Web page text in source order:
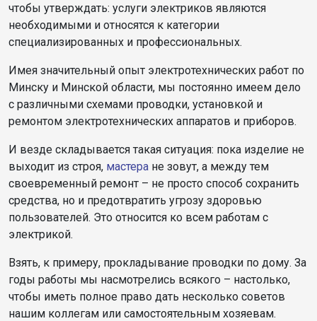
чтобы утверждать: услуги электриков являются
необходимыми и относятся к категории
специализированных и профессиональных.
Имея значительный опыт электротехнических работ по
Минску и Минской области, мы постоянно имеем дело
с различными схемами проводки, установкой и
ремонтом электротехнических аппаратов и приборов.
И везде складывается такая ситуация: пока изделие не
выходит из строя, мастера не зовут, а между тем
своевременный ремонт – не просто способ сохранить
средства, но и предотвратить угрозу здоровью
пользователей. Это относится ко всем работам с
электрикой.
Взять, к примеру, прокладывание проводки по дому. За
годы работы мы насмотрелись всякого – настолько,
чтобы иметь полное право дать несколько советов
нашим коллегам или самостоятельным хозяевам.